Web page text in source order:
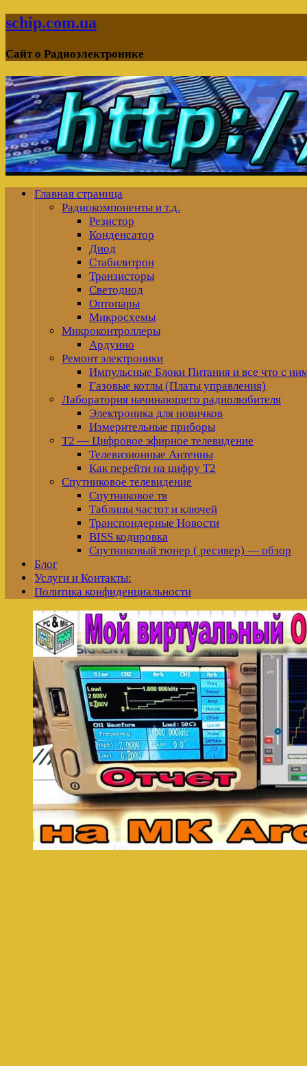
schip.com.ua
Сайт о Радиоэлектронике
Главная страница
Радиокомпоненты и т.д.
Резистор
Конденсатор
Диод
Стабилитрон
Транзисторы
Светодиод
Оптопары
Микросхемы
Микроконтроллеры
Ардуино
Ремонт электроники
Импульсные Блоки Питания и все что с
Газовые котлы (Платы управления)
Лаборатория начинающего радиолюбителя
Электроника для новичков
Измерительные приборы
Т2 — Цифровое эфирное телевидение
Телевизионные Антенны
Как перейти на цифру Т2
Спутниковое телевидение
Спутниковое тв
Таблицы частот и ключей
Транспондерные Новости
BISS кодировка
Спутниковый тюнер ( ресивер) — обзор
Блог
Услуги и Контакты:
Политика конфиденциальности